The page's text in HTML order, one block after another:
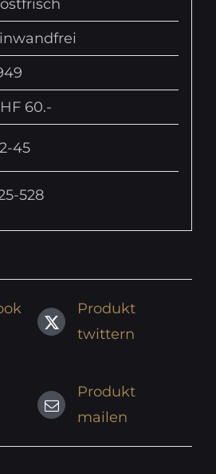
60.-
45
528
Produkt
twittern
Produkt
mailen